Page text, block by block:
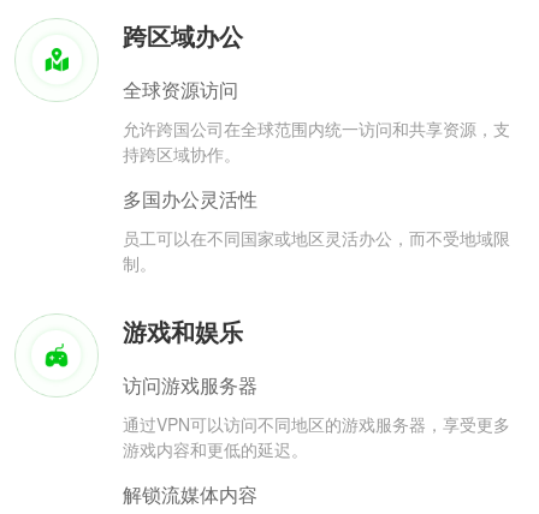
跨区域办公
全球资源访问
允许跨国公司在全球范围内统一访问和共享资源，支
持跨区域协作。
多国办公灵活性
员工可以在不同国家或地区灵活办公，而不受地域限
制。
游戏和娱乐
访问游戏服务器
通过VPN可以访问不同地区的游戏服务器，享受更多
游戏内容和更低的延迟。
解锁流媒体内容